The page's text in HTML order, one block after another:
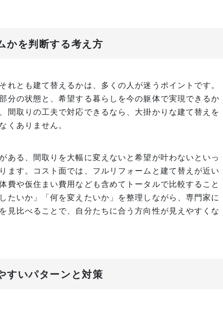
かを判断する考え方
れとも建て替えるかは、多くの人が迷うポイントです。
分の状態と、希望する暮らしを今の躯体で実現できるか
間取りの工夫で対応できるなら、大掛かりな建て替えを
くありません。
ある、間取りを大幅に変えないと希望が叶わないといっ
ます。コスト面では、フルリフォームと建て替えが近い
費や仮住まい費用なども含めてトータルで比較すること
たいか」「何を変えたいか」を整理しながら、専門家に
見比べることで、自分たちに合う方向性が見えやすくな
すいパターンと対策